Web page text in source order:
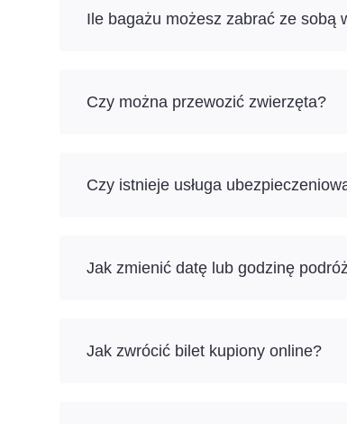
Ile bagażu możesz zabrać ze sobą
Czy można przewozić zwierzęta?
Czy istnieje usługa
Jak zmienić datę lub godzinę
Jak zwrócić bilet kupiony online?